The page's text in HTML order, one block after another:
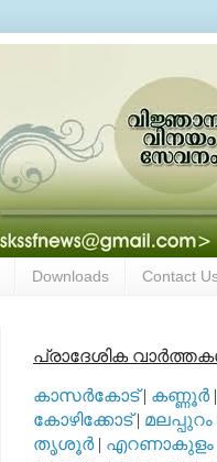
Downloads Contact
പ്രാദേശിക
കാസര്‍കോട്| കണ്ണൂര്‍|
കോഴിക്കോട്| മലപ്പുറം
തൃശൂര്‍| എറണാകുളം